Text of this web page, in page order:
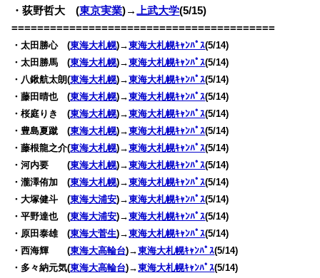
・荻野哲大 (東京実業)→ 上武大学(5/15)
=========================================
・太田勝心 (東海大札幌)→東海大札幌ｷｬﾝﾊﾟｽ(5/14)
・太田勝馬 (東海大札幌)→東海大札幌ｷｬﾝﾊﾟｽ(5/14)
・八鍬航太朗(東海大札幌)→東海大札幌ｷｬﾝﾊﾟｽ(5/14)
・藤田晴也 (東海大札幌)→東海大札幌ｷｬﾝﾊﾟｽ(5/14)
・桜庭りき (東海大札幌)→東海大札幌ｷｬﾝﾊﾟｽ(5/14)
・豊島夏蹴 (東海大札幌)→東海大札幌ｷｬﾝﾊﾟｽ(5/14)
・藤根龍之介(東海大札幌)→東海大札幌ｷｬﾝﾊﾟｽ(5/14)
・河内要 (東海大札幌)→東海大札幌ｷｬﾝﾊﾟｽ(5/14)
・瀧澤侑加 (東海大札幌)→東海大札幌ｷｬﾝﾊﾟｽ(5/14)
・大塚健斗 (東海大浦安)→東海大札幌ｷｬﾝﾊﾟｽ(5/14)
・平野達也 (東海大浦安)→東海大札幌ｷｬﾝﾊﾟｽ(5/14)
・原田泰雄 (東海大菅生)→東海大札幌ｷｬﾝﾊﾟｽ(5/14)
・西海輝 (東海大高輪台)→東海大札幌ｷｬﾝﾊﾟｽ(5/14)
・多々納元気(東海大高輪台)→東海大札幌ｷｬﾝﾊﾟｽ(5/14)